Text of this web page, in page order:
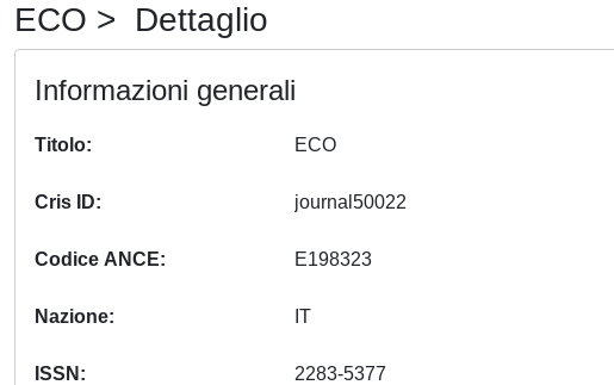
ECO > Dettaglio
Informazioni generali
Titolo
Cris ID
Codice ANCE
Nazione
ISSN